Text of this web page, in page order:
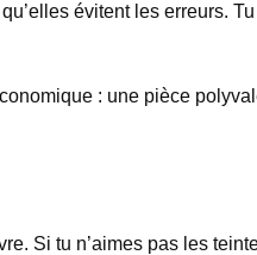
évitent les erreurs.
: une pièce
Si tu n’aimes pas les